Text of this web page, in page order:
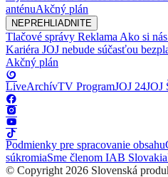
anténuAkčný plán
NEPREHLIADNITE
Tlačové správy Reklama Ako si
Kariéra JOJ nebude súčasťou
Akčný plán
LiveArchívTV ProgramJOJ 24JOJ
Podmienky pre spracovanie obsahu
súkromiaSme členom IAB Slovakia
© Copyright 2026 Slovenská